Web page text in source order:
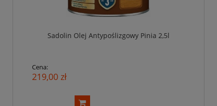
Sadolin Olej Antypoślizgowy Pinia 2,5l
Cena:
219,00 zł